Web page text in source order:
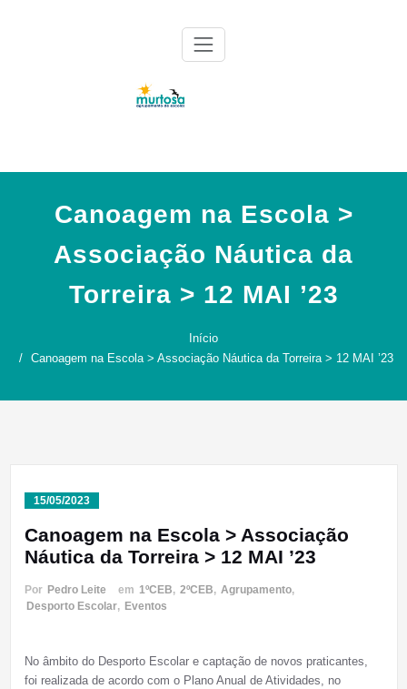
Canoagem na Escola >
Associação Náutica da
Torreira > 12 MAI ’23
Início
Canoagem na Escola > Associação Náutica da Torreira > 12 MAI ’23
15/05/2023
Canoagem na Escola > Associação
Náutica da Torreira > 12 MAI ’23
Por Pedro Leite em 1ºCEB, 2ºCEB, Agrupamento,
Desporto Escolar, Eventos
No âmbito do Desporto Escolar e captação de novos praticantes,
foi realizada de acordo com o Plano Anual de Atividades, no